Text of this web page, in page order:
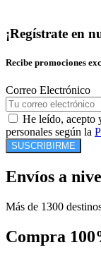
¡Regístrate en
Recibe promociones
Correo Electrónico
He leído, acepto
personales según la
SUSCRIBIRME
Envíos a
Más de 1300
Compra